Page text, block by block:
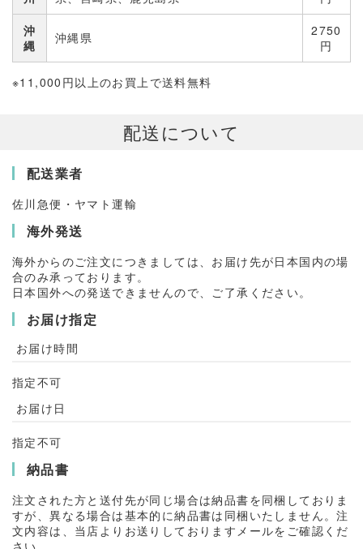
沖
縄
沖縄県
2750
円
※11,000円以上のお買上で送料無料
配送について
配送業者
佐川急便・ヤマト運輸
海外発送
海外からのご注文につきましては、お届け先が日本国内の場
合のみ承っております。
日本国外への発送できませんので、ご了承ください。
お届け指定
お届け時間
指定不可
お届け日
指定不可
納品書
注文された方と送付先が同じ場合は納品書を同梱しておりま
すが、異なる場合は基本的に納品書は同梱いたしません。注
文内容は、当店よりお送りしておりますメールをご確認くだ
さい。